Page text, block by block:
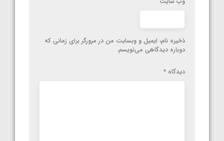
ذخیره نام، ایمیل و وبسایت من در مرورگر برای زمانی که
دوباره دیدگاهی می‌نویسم.
دیدگاه *